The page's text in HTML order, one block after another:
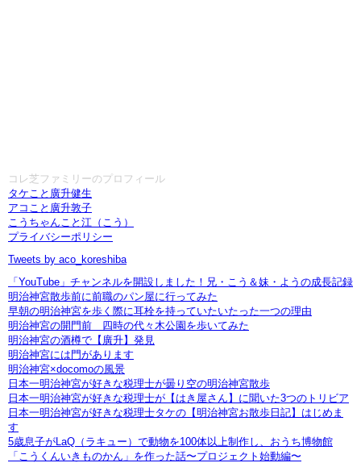
コレ芝ファミリーのプロフィール
タケこと廣升健生
アコこと廣升敦子
こうちゃんこと江（こう）
プライバシーポリシー
Tweets by aco_koreshiba
「YouTube」チャンネルを開設しました！兄・こう＆妹・ようの成長記録
明治神宮散歩前に前職のパン屋に行ってみた
早朝の明治神宮を歩く際に耳栓を持っていたいたった一つの理由
明治神宮の開門前 四時の代々木公園を歩いてみた
明治神宮の酒樽で【廣升】発見
明治神宮には門があります
明治神宮×docomoの風景
日本一明治神宮が好きな税理士が曇り空の明治神宮散歩
日本一明治神宮が好きな税理士が【はき屋さん】に聞いた3つのトリビア
日本一明治神宮が好きな税理士タケの【明治神宮お散歩日記】はじめま
す
5歳息子がLaQ（ラキュー）で動物を100体以上制作し、おうち博物館
「こうくんいきものかん」を作った話〜プロジェクト始動編〜